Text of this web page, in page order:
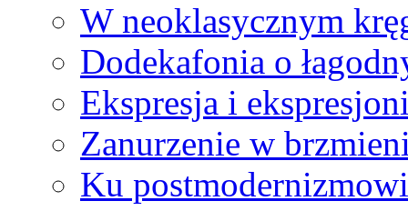
W neoklasycznym
Dodekafonia o
Ekspresja i
Zanurzenie w
Ku postmodernizmowi